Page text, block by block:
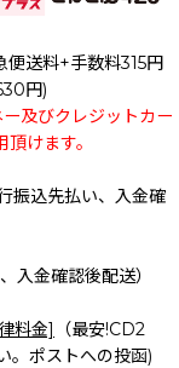
便送料+手数料315円
円)
及びクレジットカー
けます。
振込先払い、入金確
入金確認後配送）
料金]
（最安!CD2
。ポストへの投函)